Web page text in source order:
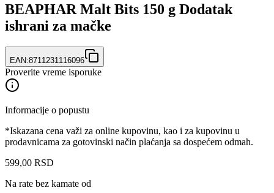
BEAPHAR Malt Bits 150 g Dodatak
ishrani za mačke
EAN:8711231116096
Proverite vreme isporuke
Informacije o popustu
*Iskazana cena važi za online kupovinu, kao i za kupovinu u
prodavnicama za gotovinski način plaćanja sa dospećem odmah.
599,00 RSD
Na rate bez kamate od